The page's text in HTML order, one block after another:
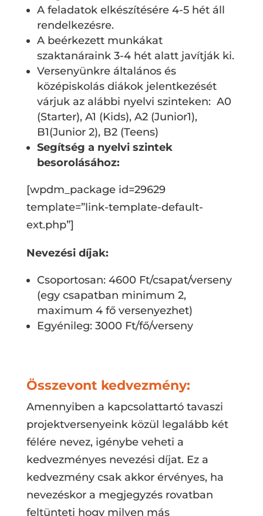
A feladatok elkészítésére 4-5 hét áll
rendelkezésre.
A beérkezett munkákat
szaktanáraink 3-4 hét alatt javítják ki.
Versenyünkre általános és
középiskolás diákok jelentkezését
várjuk az alábbi nyelvi szinteken: A0
(Starter), A1 (Kids), A2 (Junior1),
B1(Junior 2), B2 (Teens)
Segítség a nyelvi szintek
besorolásához:
[wpdm_package id=29629
template=”link-template-default-
ext.php”]
Nevezési díjak:
Csoportosan: 4600 Ft/csapat/verseny
(egy csapatban minimum 2,
maximum 4 fő versenyezhet)
Egyénileg: 3000 Ft/fő/verseny
Összevont kedvezmény:
Amennyiben a kapcsolattartó tavaszi
projektversenyeink közül legalább két
félére nevez, igénybe veheti a
kedvezményes nevezési díjat. Ez a
kedvezmény csak akkor érvényes, ha
nevezéskor a megjegyzés rovatban
feltünteti hogy milyen más